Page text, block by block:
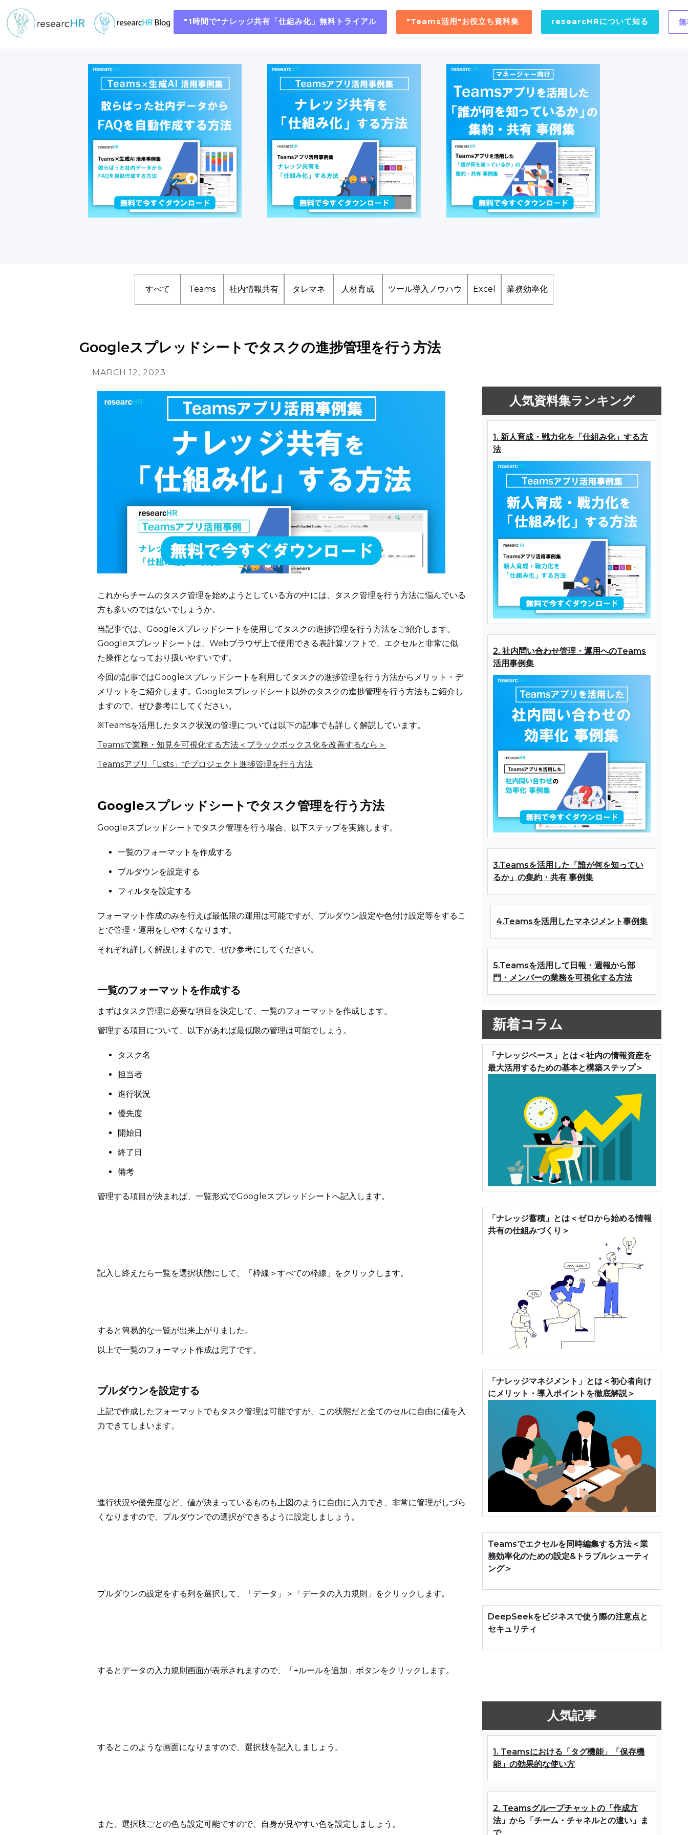
"1時間で"ナレッジ共有「仕組み化」無料トライアル "Teams活用"お役立ち資料集 researcHRについて知る
すべて Teams 社内情報共有 タレマネ 人材育成 ツール導入ノウハウ Excel 業務効率化
Googleスプレッドシートでタスクの進捗管理を行う方法
MARCH 12, 2023
これからチームのタスク管理を始めようとしている方の中には、タスク管理を行う方法に悩んでいる
方も多いのではないでしょうか。
当記事では、Googleスプレッドシートを使用してタスクの進捗管理を行う方法をご紹介します。
Googleスプレッドシートは、Webブラウザ上で使用できる表計算ソフトで、エクセルと非常に似
た操作となっており扱いやすいです。
今回の記事ではGoogleスプレッドシートを利用してタスクの進捗管理を行う方法からメリット・デ
メリットをご紹介します。Googleスプレッドシート以外のタスクの進捗管理を行う方法もご紹介し
ますので、ぜひ参考にしてください。
※Teamsを活用したタスク状況の管理については以下の記事でも詳しく解説しています。
Teamsで業務・知見を可視化する方法＜ブラックボックス化を改善するなら＞
Teamsアプリ「Lists」でプロジェクト進捗管理を行う方法
Googleスプレッドシートでタスク管理を行う方法
Googleスプレッドシートでタスク管理を行う場合、以下ステップを実施します。
一覧のフォーマットを作成する
プルダウンを設定する
フィルタを設定する
フォーマット作成のみを行えば最低限の運用は可能ですが、プルダウン設定や色付け設定等をするこ
とで管理・運用をしやすくなります。
それぞれ詳しく解説しますので、ぜひ参考にしてください。
一覧のフォーマットを作成する
まずはタスク管理に必要な項目を決定して、一覧のフォーマットを作成します。
管理する項目について、以下があれば最低限の管理は可能でしょう。
タスク名
担当者
進行状況
優先度
開始日
終了日
備考
管理する項目が決まれば、一覧形式でGoogleスプレッドシートへ記入します。
記入し終えたら一覧を選択状態にして、「枠線＞すべての枠線」をクリックします。
すると簡易的な一覧が出来上がりました。
以上で一覧のフォーマット作成は完了です。
プルダウンを設定する
上記で作成したフォーマットでもタスク管理は可能ですが、この状態だと全てのセルに自由に値を入
力できてしまいます。
進行状況や優先度など、値が決まっているものも上図のように自由に入力でき、非常に管理がしづら
くなりますので、プルダウンでの選択ができるように設定しましょう。
プルダウンの設定をする列を選択して、「データ」＞「データの入力規則」をクリックします。
するとデータの入力規則画面が表示されますので、「+ルールを追加」ボタンをクリックします。
するとこのような画面になりますので、選択肢を記入しましょう。
また、選択肢ごとの色も設定可能ですので、自身が見やすい色を設定しましょう。
人気資料集ランキング
1. 新人育成・戦力化を「仕組み化」する方
法
2. 社内問い合わせ管理・運用へのTeams
活用事例集
3.Teamsを活用した「誰が何を知ってい
るか」の集約・共有 事例集
4.Teamsを活用したマネジメント事例集
5.Teamsを活用して日報・週報から部
門・メンバーの業務を可視化する方法
新着コラム
「ナレッジベース」とは＜社内の情報資産を
最大活用するための基本と構築ステップ＞
「ナレッジ蓄積」とは＜ゼロから始める情報
共有の仕組みづくり＞
「ナレッジマネジメント」とは＜初心者向け
にメリット・導入ポイントを徹底解説＞
Teamsでエクセルを同時編集する方法＜業
務効率化のための設定&トラブルシューティ
ング＞
DeepSeekをビジネスで使う際の注意点と
セキュリティ
人気記事
1. Teamsにおける「タグ機能」「保存機
能」の効果的な使い方
2. Teamsグループチャットの「作成方
法」から「チーム・チャネルとの違い」ま
で